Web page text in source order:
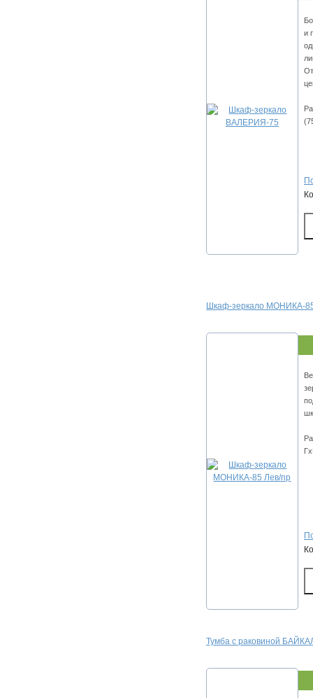
и
Шкаф-зеркало МОНИКА-
Тумба с раковиной